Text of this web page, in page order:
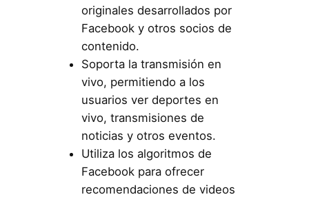
originales desarrollados por
Facebook y otros socios de
contenido.
Soporta la transmisión en
vivo, permitiendo a los
usuarios ver deportes en
vivo, transmisiones de
noticias y otros eventos.
Utiliza los algoritmos de
Facebook para ofrecer
recomendaciones de videos